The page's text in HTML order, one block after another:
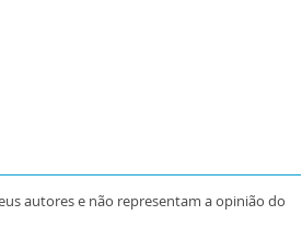
autores e não representam a opinião do